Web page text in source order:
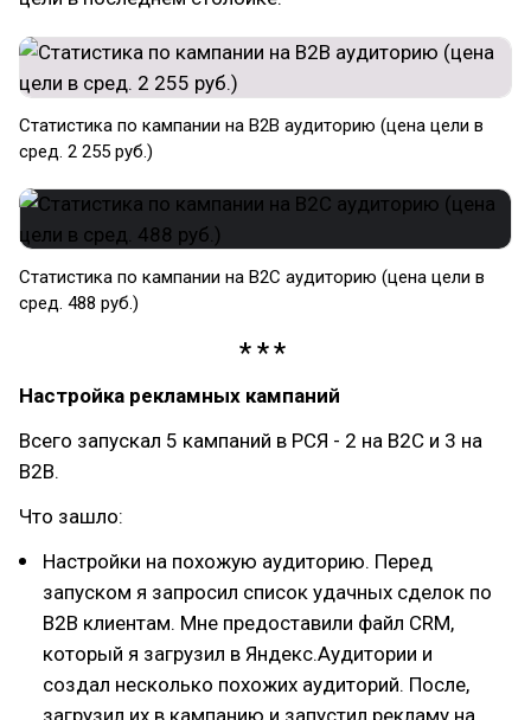
Статистика по кампании на B2B аудиторию (цена цели в
сред. 2 255 руб.)
Статистика по кампании на B2C аудиторию (цена цели в
сред. 488 руб.)
Настройка рекламных кампаний
Всего запускал 5 кампаний в РСЯ - 2 на B2C и 3 на
B2B.
Что зашло:
Настройки на похожую аудиторию. Перед
запуском я запросил список удачных сделок по
B2B клиентам. Мне предоставили файл CRM,
который я загрузил в Яндекс.Аудитории и
создал несколько похожих аудиторий. После,